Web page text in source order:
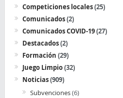
Competiciones locales(25)
Comunicados(2)
Comunicados COVID-19(27)
Destacados(2)
Formación (29)
Juego Limpio(32)
Noticias(909)
Subvenciones(6)